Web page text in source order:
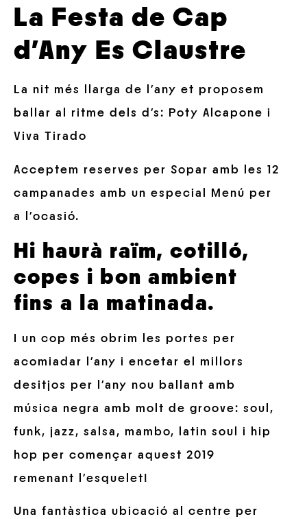
La Festa de Cap
d’Any Es Claustre
La nit més llarga de l’any et proposem
ballar al ritme dels d’s: Poty Alcapone i
Viva Tirado
Acceptem reserves per Sopar amb les 12
campanades amb un especial Menú per
a l’ocasió.
Hi haurà raïm, cotilló,
copes i bon ambient
fins a la matinada.
I un cop més obrim les portes per
acomiadar l’any i encetar el millors
desitjos per l’any nou ballant amb
música negra amb molt de groove: soul,
funk, jazz, salsa, mambo, latin soul i hip
hop per començar aquest 2019
remenant l’esquelet!
Una fantàstica ubicació al centre per